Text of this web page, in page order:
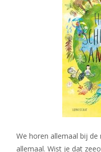
We horen allemaal bij
allemaal. Wist je dat